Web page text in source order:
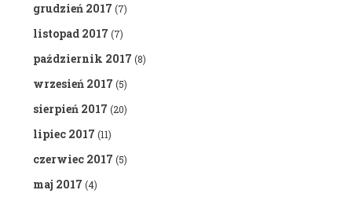
grudzień 2017 (7)
listopad 2017 (7)
październik 2017 (8)
wrzesień 2017 (5)
sierpień 2017 (20)
lipiec 2017 (11)
czerwiec 2017 (5)
maj 2017 (4)